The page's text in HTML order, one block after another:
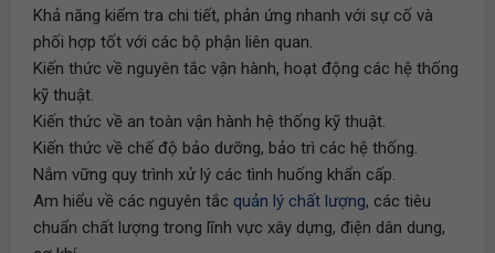
Khả năng kiểm tra chi tiết, phản ứng nhanh với sự cố và
phối hợp tốt với các bộ phận liên quan.
Kiến thức về nguyên tắc vận hành, hoạt động các hệ thống
kỹ thuật.
Kiến thức về an toàn vận hành hệ thống kỹ thuật.
Kiến thức về chế độ bảo dưỡng, bảo trì các hệ thống.
Nắm vững quy trình xử lý các tình huống khẩn cấp.
Am hiểu về các nguyên tắc quản lý chất lượng, các tiêu
chuẩn chất lượng trong lĩnh vực xây dựng, điện dân dung,